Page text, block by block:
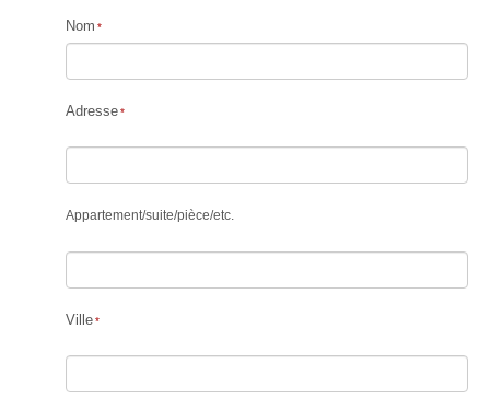
Nom
Adresse
Appartement/suite/pièce/etc.
Ville